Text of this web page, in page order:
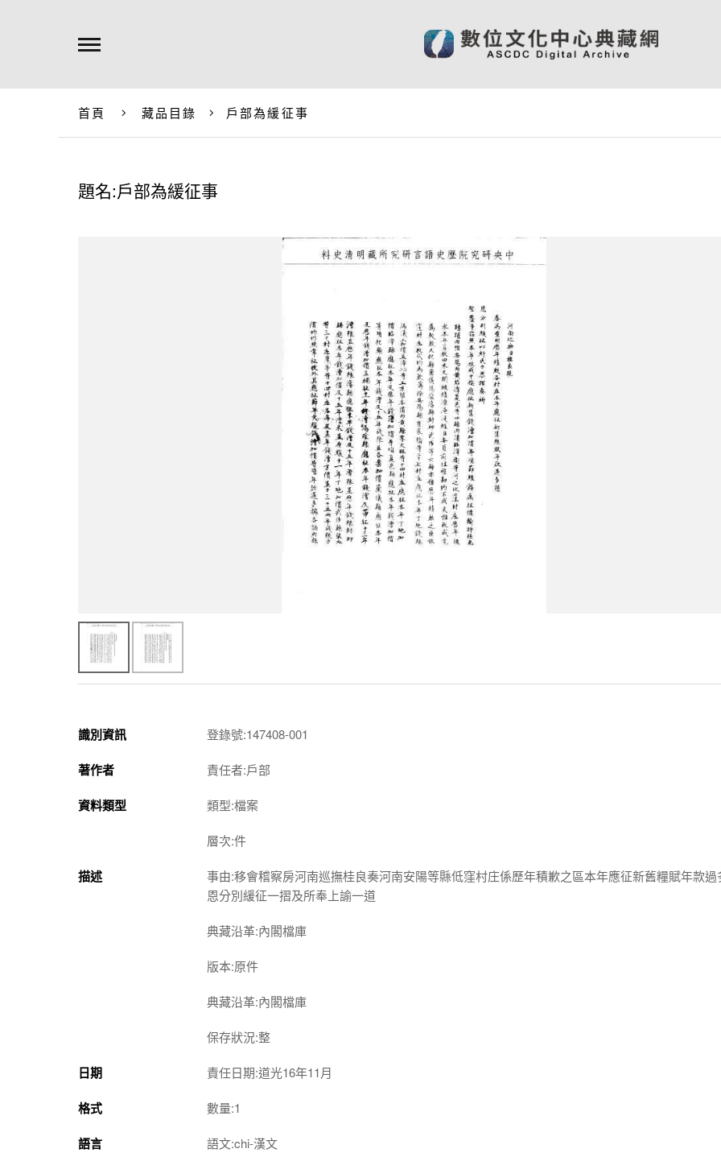
首頁 藏品目錄 戶部為緩征事
題名:戶部為緩征事
識別資訊 登錄號:147408-001
著作者 責任者:戶部
資料類型 類型:檔案
層次:件
描述
事由:移會稽察房河南巡撫桂良奏河南安陽等縣低窪村庄係歷年積歉之區本年應征新舊糧賦年款過
恩分別緩征一摺及所奉上諭一道
典藏沿革:內閣檔庫
版本:原件
典藏沿革:內閣檔庫
保存狀況:整
日期 責任日期:道光16年11月
格式 數量:1
語言 語文:chi-漢文